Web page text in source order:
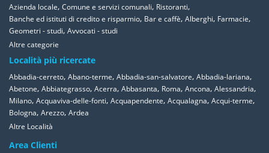
Azienda locale, Comune e servizi comunali, Ristoranti,
Banche ed istituti di credito e risparmio, Bar e caffè, Alberghi, Farmacie,
Geometri - studi, Avvocati - studi
Altre categorie
Località più ricercate
Abbadia-cerreto, Abano-terme, Abbadia-san-salvatore, Abbadia-lariana,
Abetone, Abbiategrasso, Acerra, Abbasanta, Roma, Ancona, Alessandria,
Milano, Acquaviva-delle-fonti, Acquapendente, Acqualagna, Acqui-terme,
Bologna, Arezzo, Ardea
Altre Località
Area Clienti